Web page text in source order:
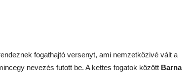
fogathajtó versenyt, ami nemzetközivé vált a
nevezés futott be. A kettes fogatok között Barna